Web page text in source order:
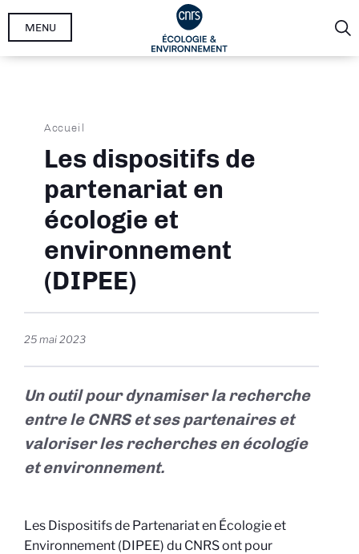
Aller
MENU
Fil
d'Ariane
Accueil
Les dispositifs de
partenariat en
écologie et
environnement
(DIPEE)
25 mai 2023
Un outil pour dynamiser la recherche
entre le CNRS et ses partenaires et
valoriser les recherches en écologie
et environnement.
Les Dispositifs de Partenariat en Écologie et
Environnement (DIPEE) du CNRS ont pour